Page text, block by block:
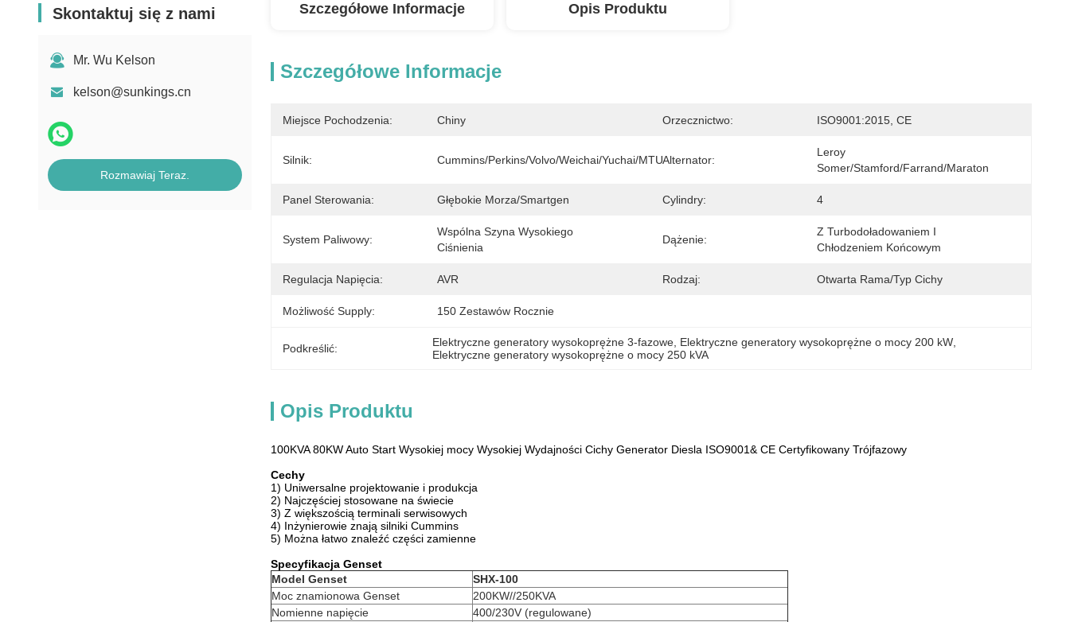
Skontaktuj się z nami
Mr. Wu Kelson
kelson@sunkings.cn
Rozmawiaj Teraz.
Szczegółowe Informacje Opis Produktu
Szczegółowe Informacje
Miejsce Pochodzenia: Chiny Orzecznictwo: ISO9001:2015, CE
Silnik: Cummins/Perkins/Volvo/Weichai/Yuchai/MTUAlternator:
Leroy
Somer/Stamford/Farrand/Maraton
Panel Sterowania: Głębokie Morza/Smartgen Cylindry: 4
System Paliwowy:
Wspólna Szyna Wysokiego
Ciśnienia
Dążenie:
Z Turbodoładowaniem I
Chłodzeniem Końcowym
Regulacja Napięcia: AVR Rodzaj: Otwarta Rama/typ Cichy
Możliwość Supply: 150 Zestawów Rocznie
Podkreślić: Elektryczne generatory wysokoprężne 3-fazowe Elektryczne generatory wysokoprężne o mocy 200 kW
Elektryczne generatory wysokoprężne o mocy 250 kVA
Opis Produktu
100KVA 80KW Auto Start Wysokiej mocy Wysokiej Wydajności Cichy Generator Diesla ISO9001& CE Certyfikowany Trójfazowy
Cechy
1) Uniwersalne projektowanie i produkcja
2) Najczęściej stosowane na świecie
3) Z większością terminali serwisowych
4) Inżynierowie znają silniki Cummins
5) Można łatwo znaleźć części zamienne
Specyfikacja Genset
Model Genset
SHX-100
Moc znamionowa Genset
200KW//250KVA
Nomienne napięcie
400/230V (regulowane)